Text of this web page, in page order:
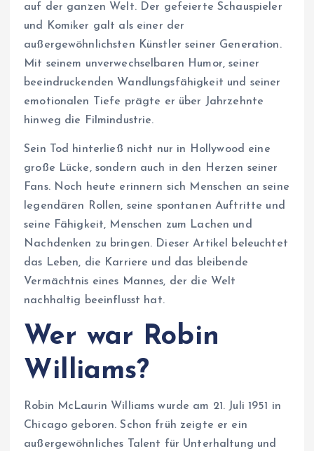
auf der ganzen Welt. Der gefeierte Schauspieler
und Komiker galt als einer der
außergewöhnlichsten Künstler seiner Generation.
Mit seinem unverwechselbaren Humor, seiner
beeindruckenden Wandlungsfähigkeit und seiner
emotionalen Tiefe prägte er über Jahrzehnte
hinweg die Filmindustrie.
Sein Tod hinterließ nicht nur in Hollywood eine
große Lücke, sondern auch in den Herzen seiner
Fans. Noch heute erinnern sich Menschen an seine
legendären Rollen, seine spontanen Auftritte und
seine Fähigkeit, Menschen zum Lachen und
Nachdenken zu bringen. Dieser Artikel beleuchtet
das Leben, die Karriere und das bleibende
Vermächtnis eines Mannes, der die Welt
nachhaltig beeinflusst hat.
Wer war Robin
Williams?
Robin McLaurin Williams wurde am 21. Juli 1951 in
Chicago geboren. Schon früh zeigte er ein
außergewöhnliches Talent für Unterhaltung und